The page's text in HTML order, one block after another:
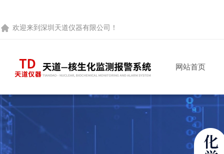
欢迎来到 深圳天道仪器有限公司 ！
网站首页